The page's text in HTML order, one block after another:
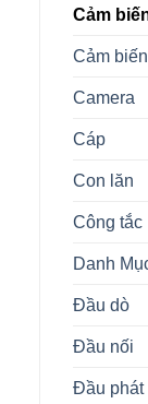
Cảm
Cảm
Camera
Cáp
Con lăn
Công tắc
Danh
Đầu dò
Đầu nối
Đầu phát